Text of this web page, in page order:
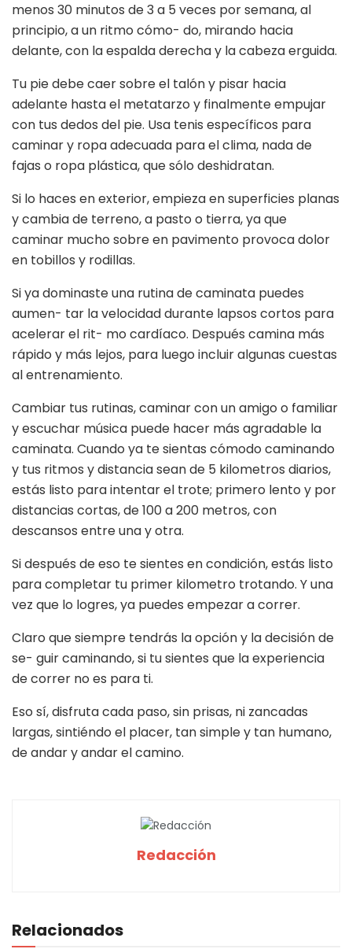
menos 30 minutos de 3 a 5 veces por semana, al
principio, a un ritmo cómo- do, mirando hacia
delante, con la espalda derecha y la cabeza erguida.
Tu pie debe caer sobre el talón y pisar hacia
adelante hasta el metatarzo y finalmente empujar
con tus dedos del pie. Usa tenis específicos para
caminar y ropa adecuada para el clima, nada de
fajas o ropa plástica, que sólo deshidratan.
Si lo haces en exterior, empieza en superficies planas
y cambia de terreno, a pasto o tierra, ya que
caminar mucho sobre en pavimento provoca dolor
en tobillos y rodillas.
Si ya dominaste una rutina de caminata puedes
aumen- tar la velocidad durante lapsos cortos para
acelerar el rit- mo cardíaco. Después camina más
rápido y más lejos, para luego incluir algunas cuestas
al entrenamiento.
Cambiar tus rutinas, caminar con un amigo o familiar
y escuchar música puede hacer más agradable la
caminata. Cuando ya te sientas cómodo caminando
y tus ritmos y distancia sean de 5 kilometros diarios,
estás listo para intentar el trote; primero lento y por
distancias cortas, de 100 a 200 metros, con
descansos entre una y otra.
Si después de eso te sientes en condición, estás listo
para completar tu primer kilometro trotando. Y una
vez que lo logres, ya puedes empezar a correr.
Claro que siempre tendrás la opción y la decisión de
se- guir caminando, si tu sientes que la experiencia
de correr no es para ti.
Eso sí, disfruta cada paso, sin prisas, ni zancadas
largas, sintiéndo el placer, tan simple y tan humano,
de andar y andar el camino.
Redacción
Relacionados